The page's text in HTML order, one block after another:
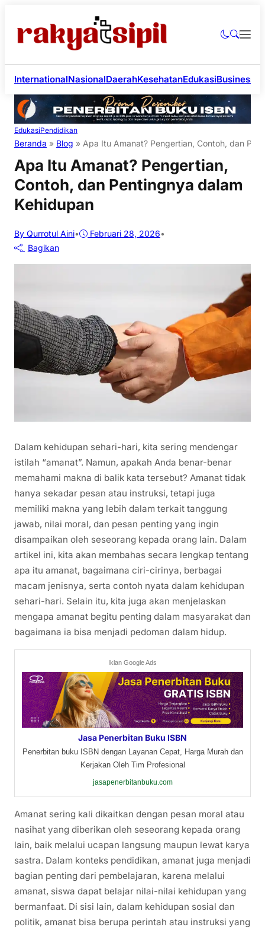
InternationalNasionalDaerahKesehatanEdukasiBusiness
EdukasiPendidikan
Beranda » Blog » Apa Itu Amanat? Pengertian, Contoh, dan
Apa Itu Amanat? Pengertian,
Contoh, dan Pentingnya dalam
Kehidupan
By Qurrotul Aini• Februari 28, 2026•
Bagikan
Dalam kehidupan sehari-hari, kita sering mendengar
istilah “amanat”. Namun, apakah Anda benar-benar
memahami makna di balik kata tersebut? Amanat tidak
hanya sekadar pesan atau instruksi, tetapi juga
memiliki makna yang lebih dalam terkait tanggung
jawab, nilai moral, dan pesan penting yang ingin
disampaikan oleh seseorang kepada orang lain. Dalam
artikel ini, kita akan membahas secara lengkap tentang
apa itu amanat, bagaimana ciri-cirinya, berbagai
macam jenisnya, serta contoh nyata dalam kehidupan
sehari-hari. Selain itu, kita juga akan menjelaskan
mengapa amanat begitu penting dalam masyarakat dan
bagaimana ia bisa menjadi pedoman dalam hidup.
Iklan Google Ads
Jasa Penerbitan Buku ISBN
Penerbitan buku ISBN dengan Layanan Cepat, Harga Murah dan
Kerjakan Oleh Tim Profesional
jasapenerbitanbuku.com
Amanat sering kali dikaitkan dengan pesan moral atau
nasihat yang diberikan oleh seseorang kepada orang
lain, baik melalui ucapan langsung maupun lewat karya
sastra. Dalam konteks pendidikan, amanat juga menjadi
bagian penting dari pembelajaran, karena melalui
amanat, siswa dapat belajar nilai-nilai kehidupan yang
bermanfaat. Di sisi lain, dalam kehidupan sosial dan
politik, amanat bisa berupa perintah atau instruksi yang